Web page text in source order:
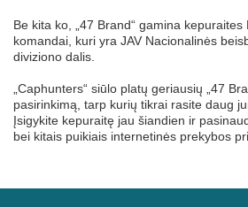
Be kita ko, „47 Brand“ gamina kepuraites
komandai, kuri yra JAV Nacionalinės
diviziono dalis.
„Caphunters“ siūlo platų geriausių „47
pasirinkimą, tarp kurių tikrai rasite daug
Įsigykite kepuraitę jau šiandien ir
bei kitais puikiais internetinės prekybos